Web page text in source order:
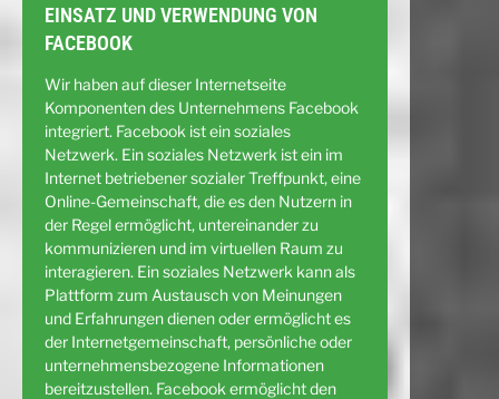
EINSATZ UND VERWENDUNG VON
FACEBOOK
Wir haben auf dieser Internetseite
Komponenten des Unternehmens Facebook
integriert. Facebook ist ein soziales
Netzwerk. Ein soziales Netzwerk ist ein im
Internet betriebener sozialer Treffpunkt, eine
Online-Gemeinschaft, die es den Nutzern in
der Regel ermöglicht, untereinander zu
kommunizieren und im virtuellen Raum zu
interagieren. Ein soziales Netzwerk kann als
Plattform zum Austausch von Meinungen
und Erfahrungen dienen oder ermöglicht es
der Internetgemeinschaft, persönliche oder
unternehmensbezogene Informationen
bereitzustellen. Facebook ermöglicht den